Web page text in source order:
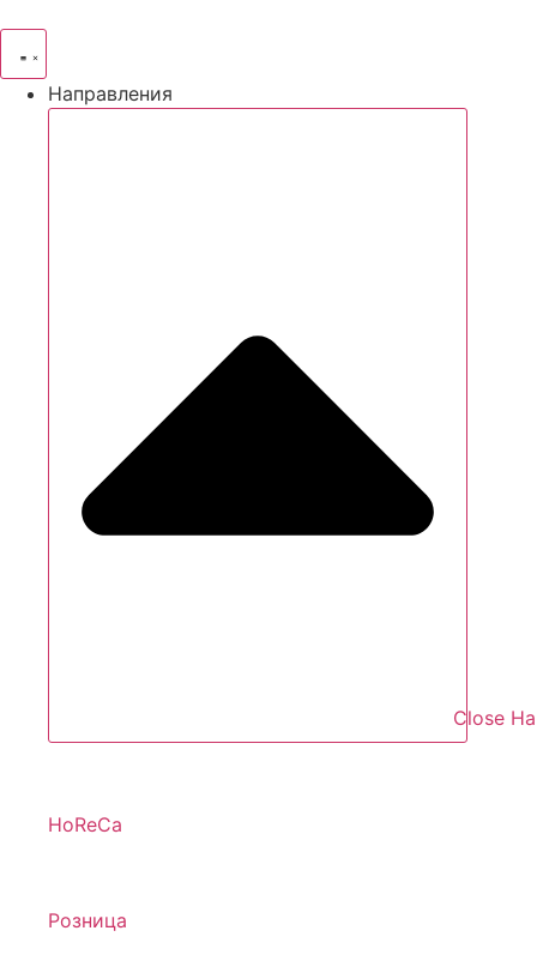
Направления
Close
HoReCa
Розница